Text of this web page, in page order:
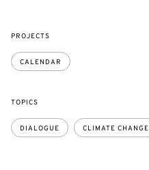
PROJECTS
CALENDAR
TOPICS
DIALOGUE CLIMATE CHANGE